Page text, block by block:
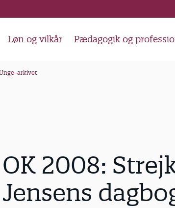
Løn og vilkår Pædagogik og
arkivet
OK 2008:
Jensens